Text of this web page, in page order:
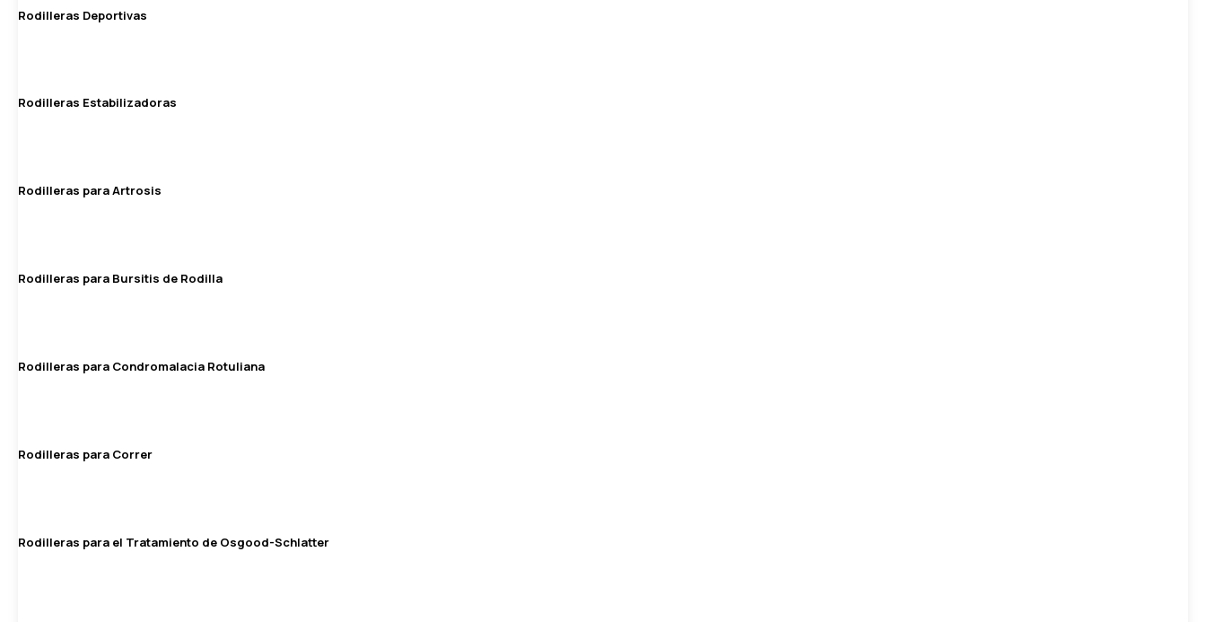
Rodilleras Deportivas
Rodilleras Estabilizadoras
Rodilleras para Artrosis
Rodilleras para Bursitis de Rodilla
Rodilleras para Condromalacia Rotuliana
Rodilleras para Correr
Rodilleras para el Tratamiento de Osgood-Schlatter